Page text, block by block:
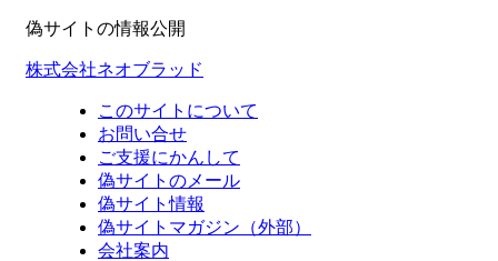
偽サイトの情報公開
株式会社ネオブラッド
このサイトについて
お問い合せ
ご支援にかんして
偽サイトのメール
偽サイト情報
偽サイトマガジン（外部）
会社案内